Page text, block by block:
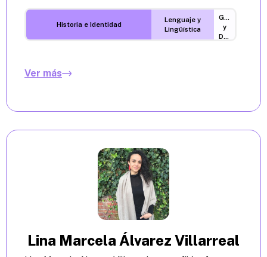
Historia e Identidad
Lenguaje y
Lingüística
Género
y
Diversidades
Ver más
Lina Marcela Álvarez Villarreal